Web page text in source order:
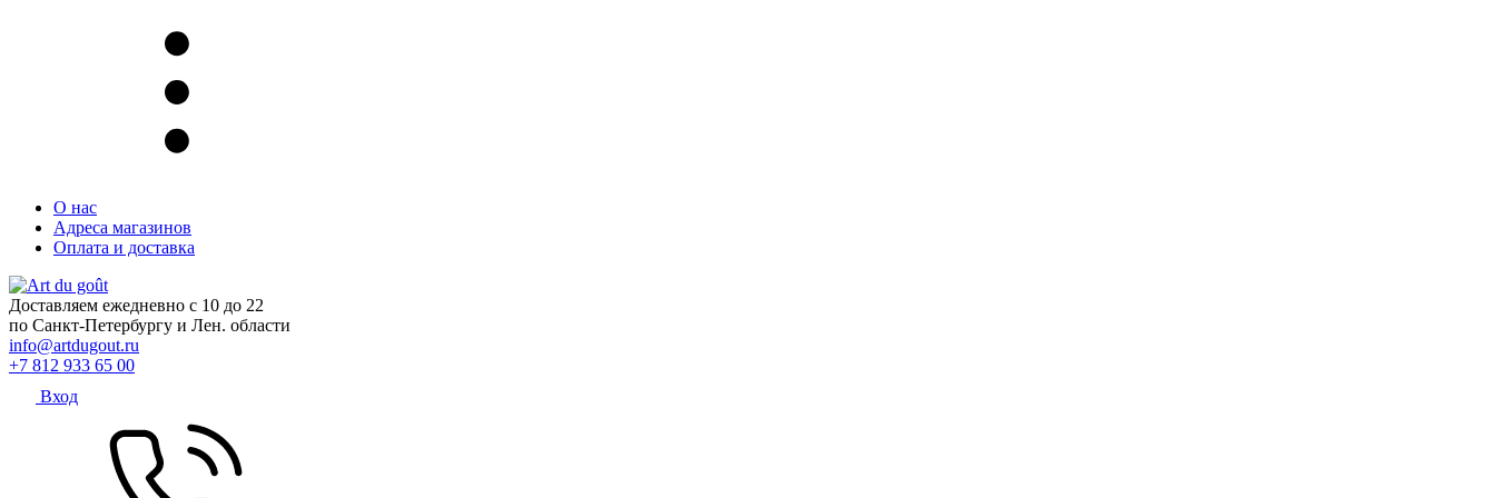
О нас
Адреса магазинов
Оплата и доставка
Доставляем ежедневно с 10 до 22
по Санкт-Петербургу и Лен. области
info@artdugout.ru
+7 812 933 65 00
Вход